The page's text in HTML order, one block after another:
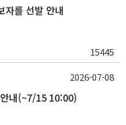
자를 선발 안내
15445
내(~7/15 10:00)
2026-07-08